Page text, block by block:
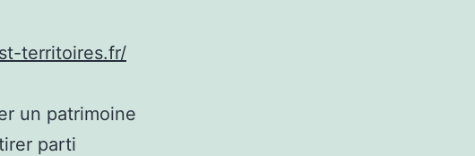
territoires.fr/
un patrimoine
parti